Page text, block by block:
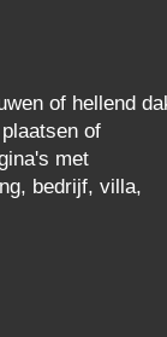
of hellend
of
met
bedrijf, villa,